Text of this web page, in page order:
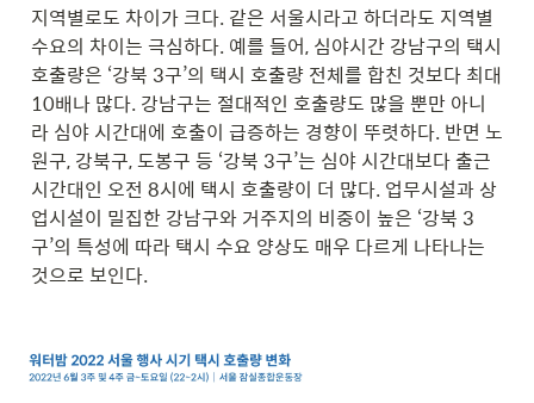
지역별로도 차이가 크다. 같은 서울시라고 하더라도 지역별
수요의 차이는 극심하다. 예를 들어, 심야시간 강남구의 택시
호출량은 ‘강북 3구’의 택시 호출량 전체를 합친 것보다 최대
10배나 많다. 강남구는 절대적인 호출량도 많을 뿐만 아니
라 심야 시간대에 호출이 급증하는 경향이 뚜렷하다. 반면 노
원구, 강북구, 도봉구 등 ‘강북 3구’는 심야 시간대보다 출근
시간대인 오전 8시에 택시 호출량이 더 많다. 업무시설과 상
업시설이 밀집한 강남구와 거주지의 비중이 높은 ‘강북 3
구’의 특성에 따라 택시 수요 양상도 매우 다르게 나타나는
것으로 보인다.